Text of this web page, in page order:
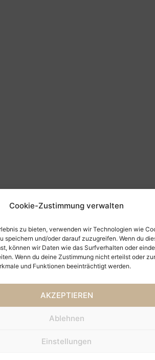
Cookie-Zustimmung verwalten
zu bieten, verwenden wir Technologien wie
speichern und/oder darauf zuzugreifen. Wenn du
können wir Daten wie das Surfverhalten oder
Wenn du deine Zustimmung nicht erteilst oder
und Funktionen beeinträchtigt werden.
AKZEPTIEREN
Ablehnen
Einstellungen